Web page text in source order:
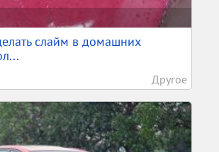
слайм в домашних
Другое